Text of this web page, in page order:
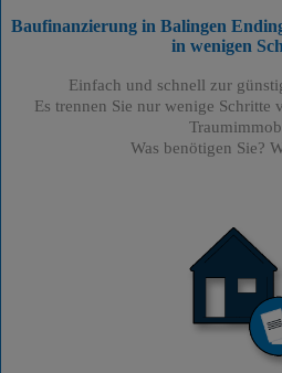
Baufinanzierung in Balingen
in wenigen
Einfach und schnell zur
Es trennen Sie nur wenige Schritte
Was benötigen Sie?